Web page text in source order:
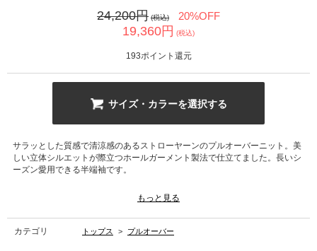
24,200円 (税込) 20%OFF
19,360円 (税込)
193ポイント還元
サイズ・カラーを選択する
サラッとした質感で清涼感のあるストローヤーンのプルオーバーニット。美
しい立体シルエットが際立つホールガーメント製法で仕立てました。長いシ
ーズン愛用できる半端袖です。
もっと見る
カテゴリ トップス > プルオーバー